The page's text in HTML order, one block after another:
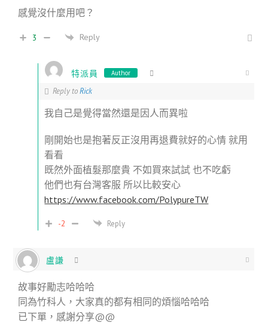
感覺沒什麼用吧？
3 Reply
特派員 Author
Reply toRick
我自己是覺得當然還是因人而異啦
剛開始也是抱著反正沒用再退費就好的心情 就用
看看
既然外面植髮那麼貴 不如買來試試 也不吃虧
他們也有台灣客服 所以比較安心
https://www.facebook.com/PolypureTW
-2 Reply
盧謙
故事好勵志哈哈哈
同為竹科人，大家真的都有相同的煩惱哈哈哈
已下單，感謝分享@@